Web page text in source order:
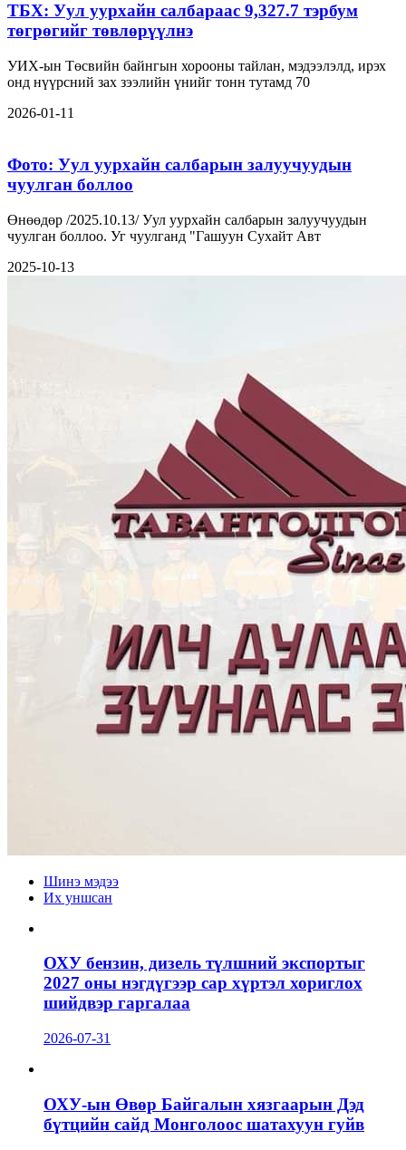
ТБХ: Уул уурхайн салбараас 9,327.7 тэрбум
төгрөгийг төвлөрүүлнэ
УИХ-ын Төсвийн байнгын хорооны тайлан, мэдээлэлд, ирэх
онд нүүрсний зах зээлийн үнийг тонн тутамд 70
2026-01-11
Фото: Уул уурхайн салбарын залуучуудын
чуулган боллоо
Өнөөдөр /2025.10.13/ Уул уурхайн салбарын залуучуудын
чуулган боллоо. Уг чуулганд "Гашуун Сухайт Авт
2025-10-13
Шинэ мэдээ
Их уншсан
ОХУ бензин, дизель түлшний экспортыг
2027 оны нэгдүгээр сар хүртэл хориглох
шийдвэр гаргалаа
2026-07-31
ОХУ-ын Өвөр Байгалын хязгаарын Дэд
бүтцийн сайд Монголоос шатахуун гуйв